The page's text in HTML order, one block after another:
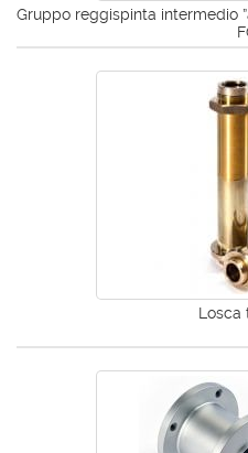
Gruppo reggispinta intermedio
Losca